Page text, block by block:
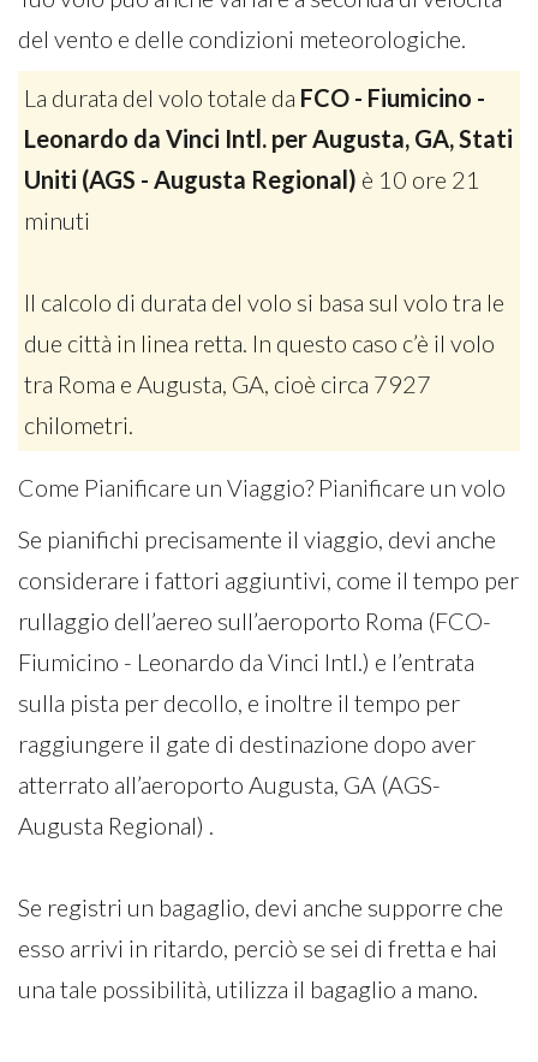
del vento e delle condizioni meteorologiche.
La durata del volo totale da FCO - Fiumicino -
Leonardo da Vinci Intl. per Augusta, GA, Stati
Uniti (AGS - Augusta Regional) è 10 ore 21
minuti
Il calcolo di durata del volo si basa sul volo tra le
due città in linea retta. In questo caso c’è il volo
tra Roma e Augusta, GA, cioè circa 7927
chilometri.
Come Pianificare un Viaggio? Pianificare un volo
Se pianifichi precisamente il viaggio, devi anche
considerare i fattori aggiuntivi, come il tempo per
rullaggio dell’aereo sull’aeroporto Roma (FCO-
Fiumicino - Leonardo da Vinci Intl.) e l’entrata
sulla pista per decollo, e inoltre il tempo per
raggiungere il gate di destinazione dopo aver
atterrato all’aeroporto Augusta, GA (AGS-
Augusta Regional) .
Se registri un bagaglio, devi anche supporre che
esso arrivi in ritardo, perciò se sei di fretta e hai
una tale possibilità, utilizza il bagaglio a mano.